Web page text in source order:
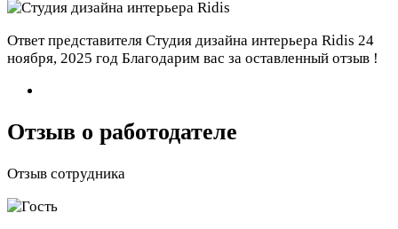
Ответ представителя Студия дизайна интерьера Ridis 24
ноября, 2025 год Благодарим вас за оставленный отзыв !
Отзыв о работодателе
Отзыв сотрудника